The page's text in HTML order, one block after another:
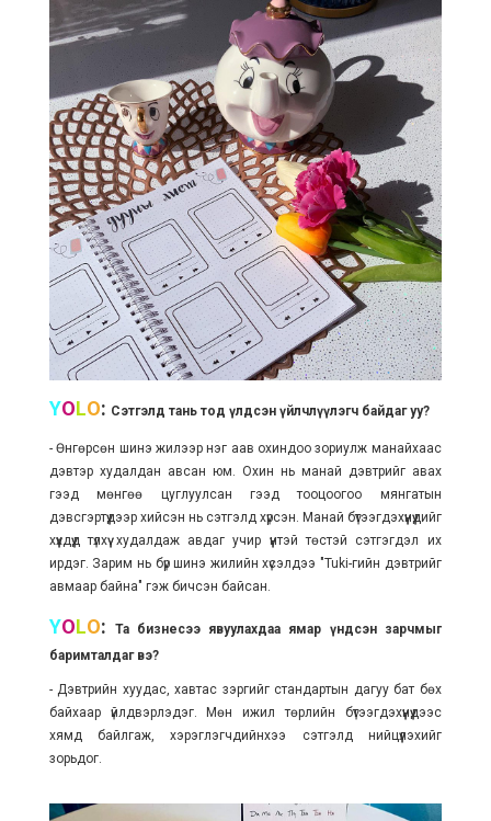
YOLO: Сэтгэлд тань тод үлдсэн үйлчлүүлэгч байдаг уу?
- Өнгөрсөн шинэ жилээр нэг аав охиндоо зориулж манайхаас
дэвтэр худалдан авсан юм. Охин нь манай дэвтрийг авах
гээд мөнгөө цуглуулсан гээд тооцоогоо мянгатын
дэвсгэртүүдээр хийсэн нь сэтгэлд хүрсэн. Манай бүтээгдэхүүнүүдийг
хүүхдүүд түлхүү худалдаж авдаг учир үүнтэй төстэй сэтгэгдэл их
ирдэг. Зарим нь бүр шинэ жилийн хүсэлдээ "Tuki-гийн дэвтрийг
авмаар байна" гэж бичсэн байсан.
YOLO:
Та бизнесээ явуулахдаа ямар үндсэн зарчмыг
баримталдаг вэ?
- Дэвтрийн хуудас, хавтас зэргийг стандартын дагуу бат бөх
байхаар үйлдвэрлэдэг. Мөн ижил төрлийн бүтээгдэхүүнүүдээс
хямд байлгаж, хэрэглэгчдийнхээ сэтгэлд нийцүүлэхийг
зорьдог.